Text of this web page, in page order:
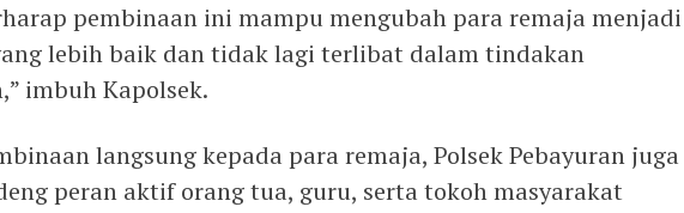
pembinaan ini mampu mengubah para remaja menjadi
lebih baik dan tidak lagi terlibat dalam tindakan
imbuh Kapolsek.
langsung kepada para remaja, Polsek Pebayuran juga
peran aktif orang tua, guru, serta tokoh masyarakat